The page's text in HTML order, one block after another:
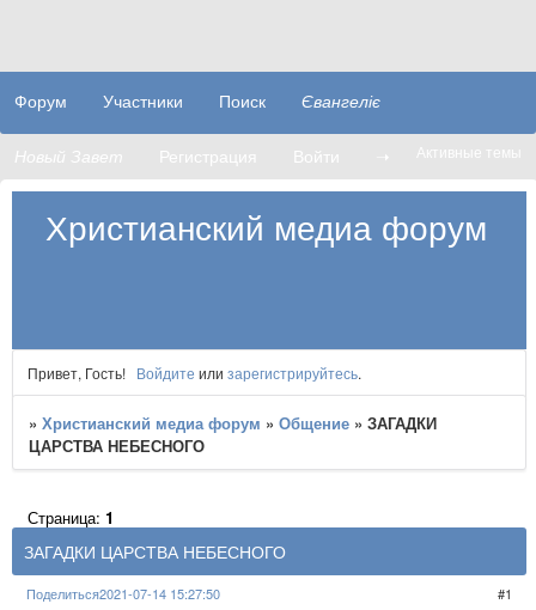
Христианский медиа форум
Форум Участники Поиск Євангеліє
Новый Завет Регистрация Войти ➝ Активные темы
Привет, Гость! Войдите или зарегистрируйтесь.
»Христианский медиа форум »Общение »​​ЗАГАДКИ
ЦАРСТВА НЕБЕСНОГО
​​ЗАГАДКИ ЦАРСТВА НЕБЕСНОГО
Страница:1
Поделиться 1
2021-07-14 15:27:50